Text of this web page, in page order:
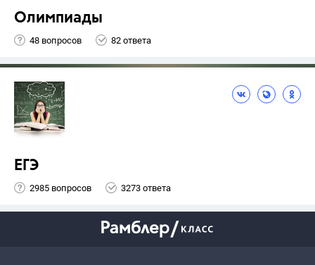
Олимпиады
48 вопросов 82 ответа
ЕГЭ
2985 вопросов 3273 ответа